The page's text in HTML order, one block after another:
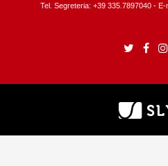
Tel. Segreteria: +39 335.7897040 - E-